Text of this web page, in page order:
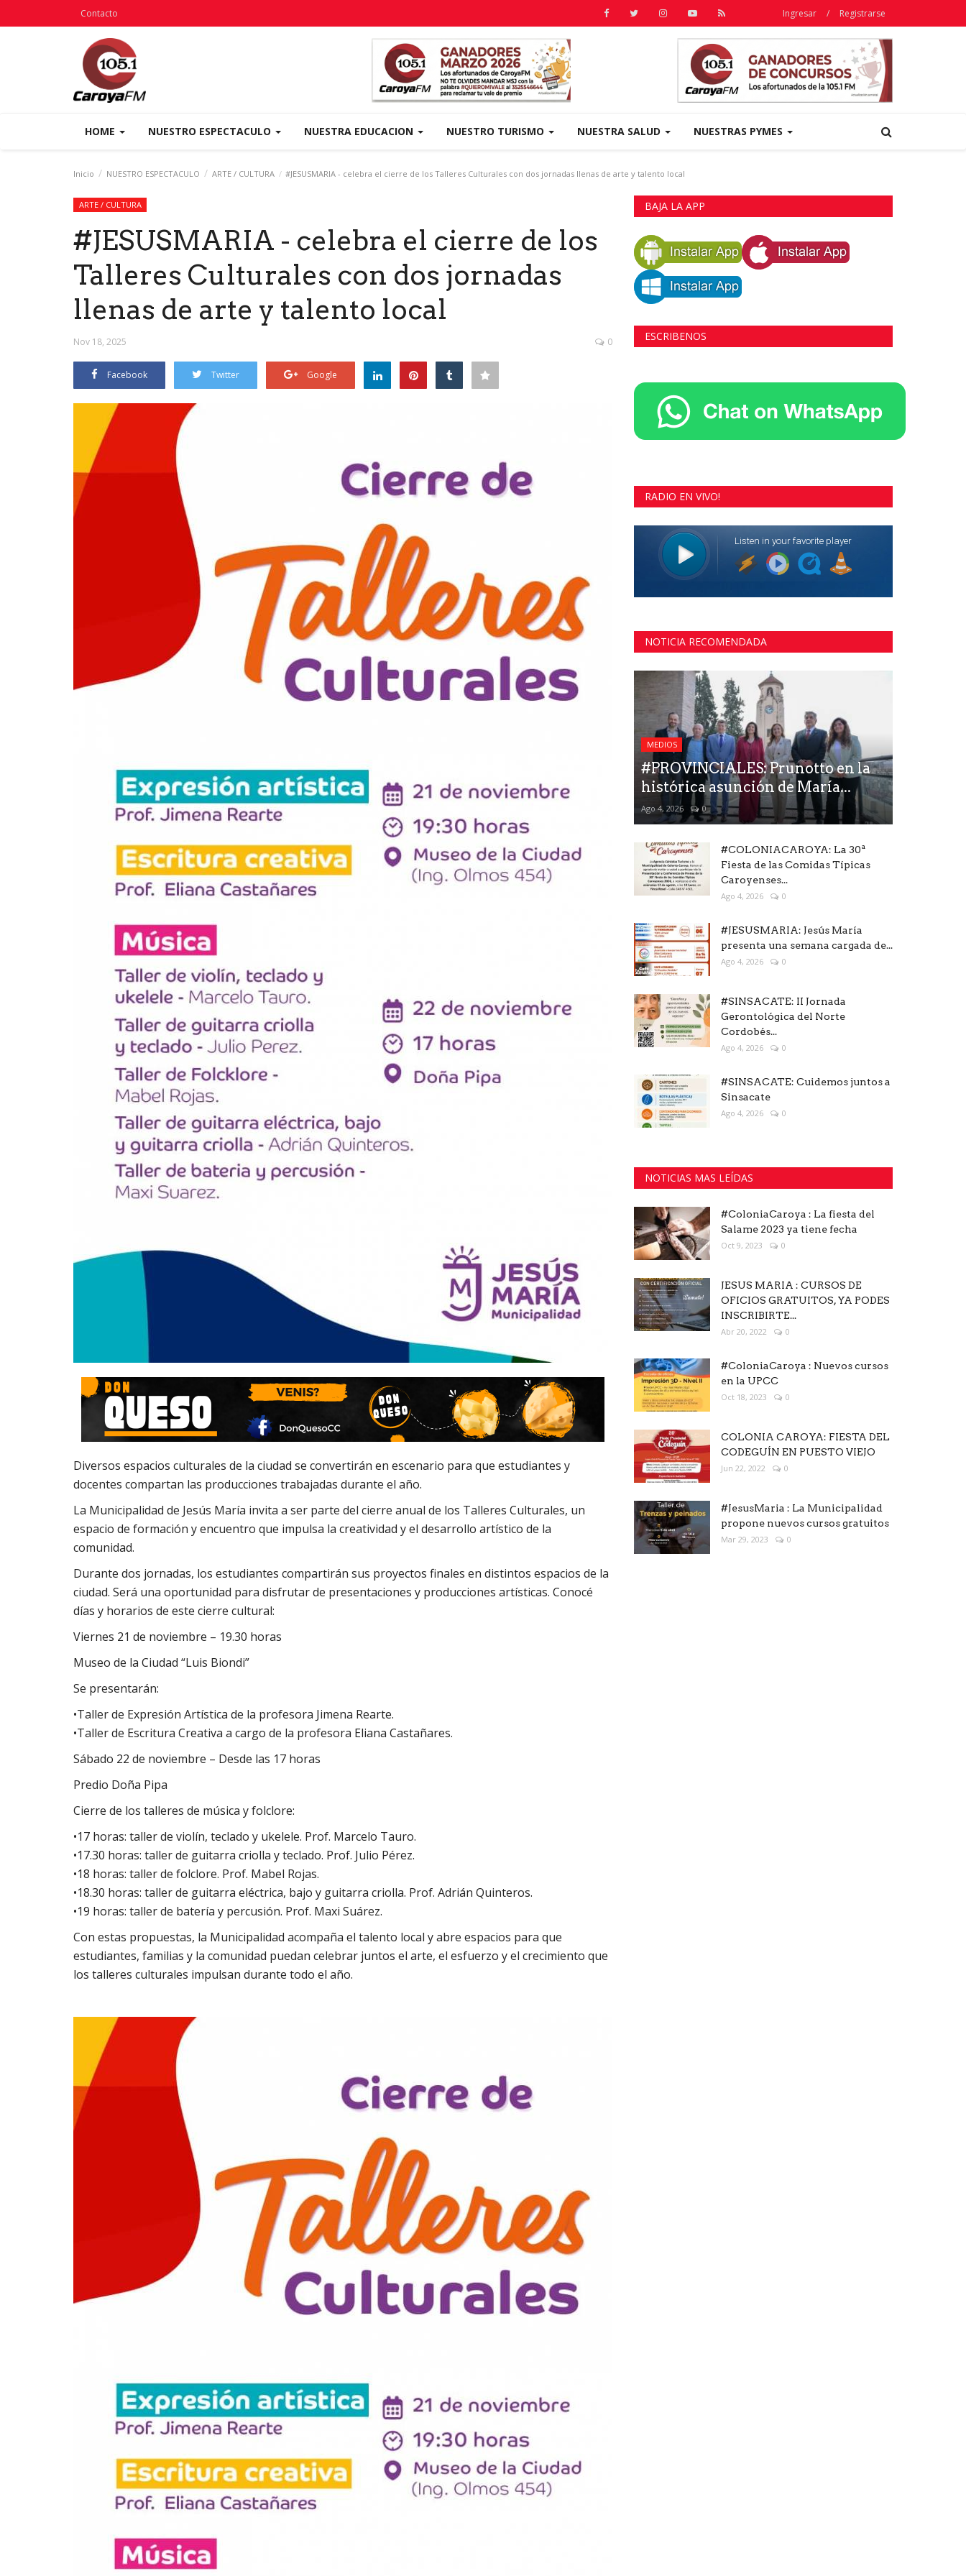
Contacto Ingresar / Registrarse
HOME NUESTRO ESPECTACULO NUESTRA EDUCACION NUESTRO TURISMO NUESTRA SALUD NUESTRAS PYMES
Inicio NUESTRO ESPECTACULO ARTE / CULTURA #JESUSMARIA - celebra el cierre de los Talleres Culturales con dos jornadas llenas de arte y talento local
ARTE / CULTURA
#JESUSMARIA - celebra el cierre de los
Talleres Culturales con dos jornadas
llenas de arte y talento local
Nov 18, 2025 0
Facebook Twitter Google
Diversos espacios culturales de la ciudad se convertirán en escenario para que estudiantes y
docentes compartan las producciones trabajadas durante el año.
La Municipalidad de Jesús María invita a ser parte del cierre anual de los Talleres Culturales, un
espacio de formación y encuentro que impulsa la creatividad y el desarrollo artístico de la
comunidad.
Durante dos jornadas, los estudiantes compartirán sus proyectos finales en distintos espacios de la
ciudad. Será una oportunidad para disfrutar de presentaciones y producciones artísticas. Conocé
días y horarios de este cierre cultural:
Viernes 21 de noviembre – 19.30 horas
Museo de la Ciudad “Luis Biondi”
Se presentarán:
•Taller de Expresión Artística de la profesora Jimena Rearte.
•Taller de Escritura Creativa a cargo de la profesora Eliana Castañares.
Sábado 22 de noviembre – Desde las 17 horas
Predio Doña Pipa
Cierre de los talleres de música y folclore:
•17 horas: taller de violín, teclado y ukelele. Prof. Marcelo Tauro.
•17.30 horas: taller de guitarra criolla y teclado. Prof. Julio Pérez.
•18 horas: taller de folclore. Prof. Mabel Rojas.
•18.30 horas: taller de guitarra eléctrica, bajo y guitarra criolla. Prof. Adrián Quinteros.
•19 horas: taller de batería y percusión. Prof. Maxi Suárez.
Con estas propuestas, la Municipalidad acompaña el talento local y abre espacios para que
estudiantes, familias y la comunidad puedan celebrar juntos el arte, el esfuerzo y el crecimiento que
los talleres culturales impulsan durante todo el año.
BAJA LA APP
ESCRIBENOS
RADIO EN VIVO!
NOTICIA RECOMENDADA
MEDIOS
#PROVINCIALES: Prunotto en la
histórica asunción de María...
Ago 4, 2026 0
#COLONIACAROYA: La 30ª
Fiesta de las Comidas Típicas
Caroyenses...
Ago 4, 2026 0
#JESUSMARIA: Jesús María
presenta una semana cargada de...
Ago 4, 2026 0
#SINSACATE: II Jornada
Gerontológica del Norte
Cordobés...
Ago 4, 2026 0
#SINSACATE: Cuidemos juntos a
Sinsacate
Ago 4, 2026 0
NOTICIAS MAS LEÍDAS
#ColoniaCaroya : La fiesta del
Salame 2023 ya tiene fecha
Oct 9, 2023 0
JESUS MARIA : CURSOS DE
OFICIOS GRATUITOS, YA PODES
INSCRIBIRTE...
Abr 20, 2022 0
#ColoniaCaroya : Nuevos cursos
en la UPCC
Oct 18, 2023 0
COLONIA CAROYA: FIESTA DEL
CODEGUÍN EN PUESTO VIEJO
Jun 22, 2022 0
#JesusMaria : La Municipalidad
propone nuevos cursos gratuitos
Mar 29, 2023 0